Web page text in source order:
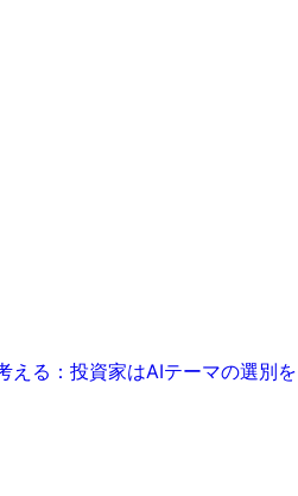
える：投資家はAIテーマの選別を